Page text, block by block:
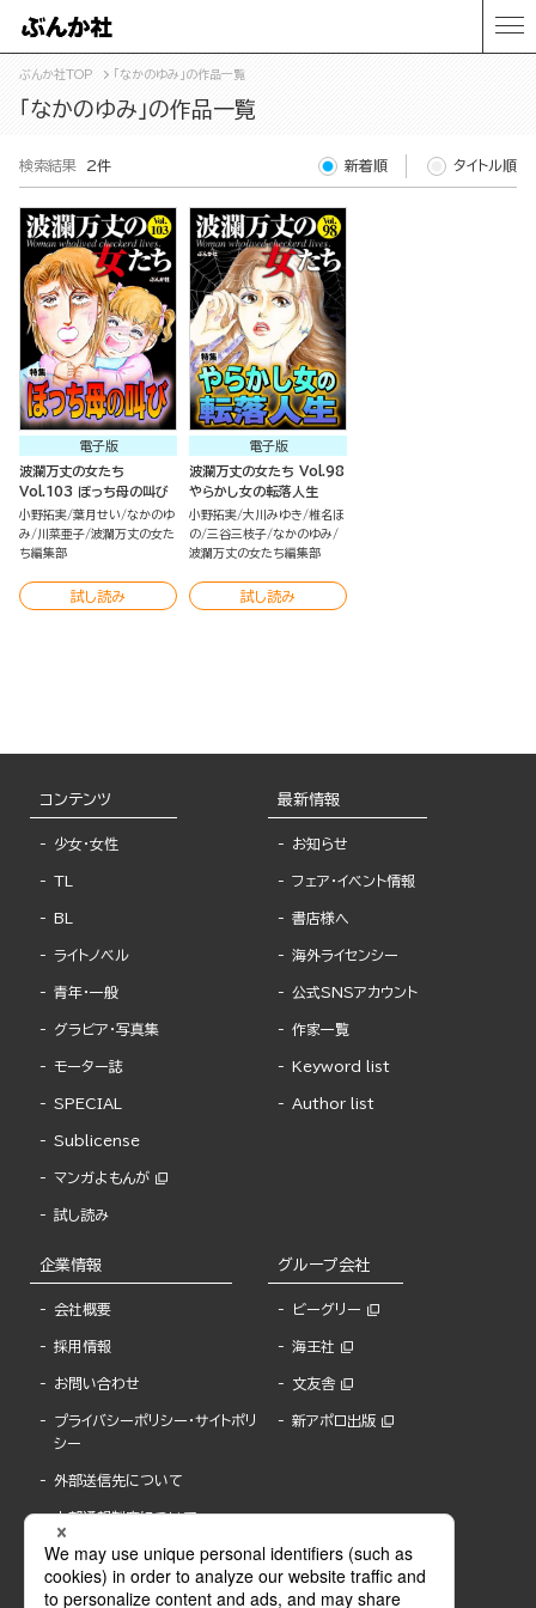
ぶんか社TOP 「なかのゆみ」の作品一覧
「なかのゆみ」の作品一覧
検索結果 2件 新着順 タイトル順
電子版
波瀾万丈の女たち
Vol.103 ぼっち母の叫び
小野拓実 葉月せい なかのゆ
み
川菜亜子 波瀾万丈の女た
ち編集部
試し読み
電子版
波瀾万丈の女たち Vol.98
やらかし女の転落人生
小野拓実 大川みゆき 椎名ほ
の 三谷三枝子 なかのゆみ
波瀾万丈の女たち編集部
試し読み
コンテンツ
少女・女性
TL
BL
ライトノベル
青年・一般
グラビア・写真集
モーター誌
SPECIAL
Sublicense
マンガよもんが
試し読み
最新情報
お知らせ
フェア・イベント情報
書店様へ
海外ライセンシー
公式SNSアカウント
作家一覧
Keyword list
Author list
企業情報
会社概要
採用情報
お問い合わせ
プライバシーポリシー・サイトポリ
シー
外部送信先について
内部通報制度について
グループ会社
ビーグリー
海王社
文友舎
新アポロ出版